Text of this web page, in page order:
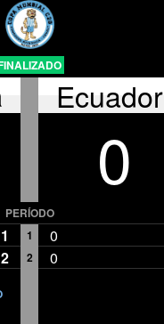
Ecuador
0
PERÍODO
1 1
0
2
2 0